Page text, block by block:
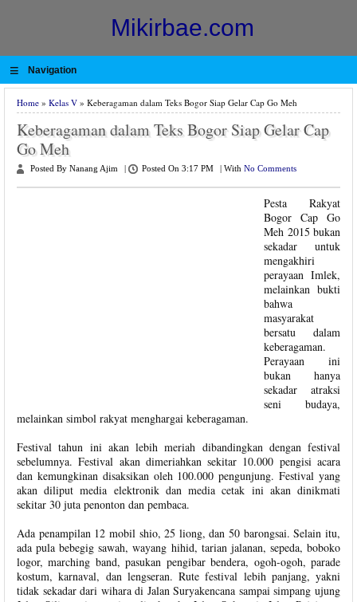
Mikirbae.com
≡ Navigation
Home » Kelas V » Keberagaman dalam Teks Bogor Siap Gelar Cap Go Meh
Keberagaman dalam Teks Bogor Siap Gelar Cap
Go Meh
Posted By Nanang Ajim Posted On 3:17 PM With No Comments
Pesta Rakyat
Bogor Cap Go
Meh 2015 bukan
sekadar untuk
mengakhiri
perayaan Imlek,
melainkan bukti
bahwa
masyarakat
bersatu dalam
keberagaman.
Perayaan ini
bukan hanya
sekadar atraksi
seni budaya,
melainkan simbol rakyat menghargai keberagaman.
Festival tahun ini akan lebih meriah dibandingkan dengan festival
sebelumnya. Festival akan dimeriahkan sekitar 10.000 pengisi acara
dan kemungkinan disaksikan oleh 100.000 pengunjung. Festival yang
akan diliput media elektronik dan media cetak ini akan dinikmati
sekitar 30 juta penonton dan pembaca.
Ada penampilan 12 mobil shio, 25 liong, dan 50 barongsai. Selain itu,
ada pula bebegig sawah, wayang hihid, tarian jalanan, sepeda, boboko
logor, marching band, pasukan pengibar bendera, ogoh-ogoh, parade
kostum, karnaval, dan lengseran. Rute festival lebih panjang, yakni
tidak sekadar dari wihara di Jalan Suryakencana sampai simpang ujung